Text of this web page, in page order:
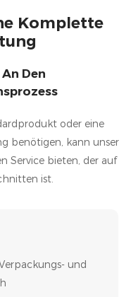
Komplette
Den
oder eine
benötigen, kann unser
Service bieten, der auf
ist.
und